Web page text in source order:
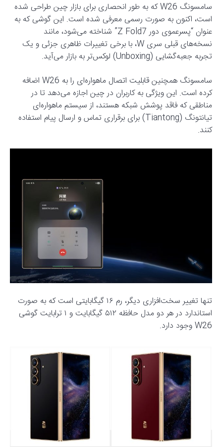
سامسونگ W26 که به طور انحصاری برای بازار چین طراحی شده
است، اکنون به صورت رسمی معرفی شده است. این گوشی که به
عنوان “پسرعموی دور Z Fold7” شناخته می‌شود، مانند
نسخه‌های قبلی سری W، با برخی تغییرات ظاهری جزئی و یک
تجربه جعبه‌گشایی (Unboxing) لوکس‌تر به بازار می‌آید.
سامسونگ همچنین قابلیت اتصال ماهواره‌ای را به W26 اضافه
کرده است. این ویژگی به کاربران در چین اجازه می‌دهد تا در
مناطقی که فاقد پوشش شبکه هستند، از سیستم ماهواره‌ای
تیانتونگ (Tiantong) برای برقراری تماس و ارسال پیام استفاده
کنند.
تنها تغییر سخت‌افزاری دیگر، رم ۱۶ گیگابایتی است که به صورت
استاندارد در هر دو مدل حافظه ۵۱۲ گیگابایت و ۱ ترابایت گوشی
W26 وجود دارد.